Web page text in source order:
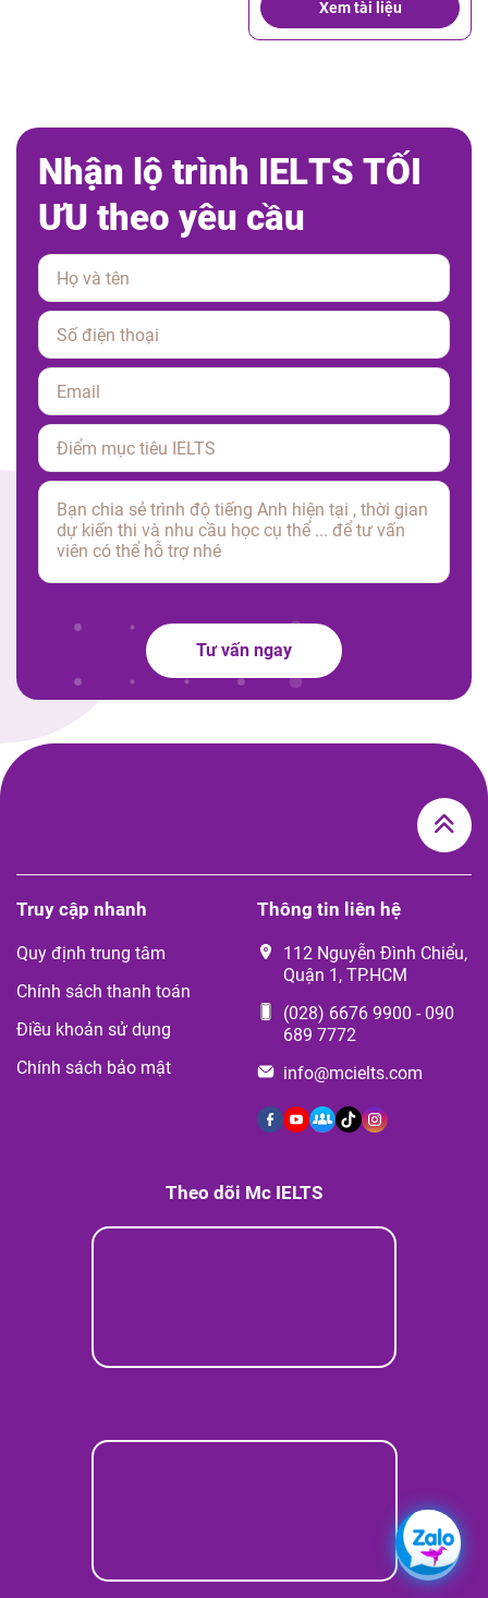
Bốn điều quan trọng trong
bất kỳ Part nào trong
Xem tài liệu
Nhận lộ trình IELTS TỐI
ƯU theo yêu cầu
Please leave this field empty.
Tư vấn ngay
Truy cập nhanh
Quy định trung tâm
Chính sách thanh toán
Điều khoản sử dụng
Chính sách bảo mật
Thông tin liên hệ
112 Nguyễn Đình Chiểu,
Quận 1, TP.HCM
(028) 6676 9900 - 090
689 7772
info@mcielts.com
Theo dõi Mc IELTS